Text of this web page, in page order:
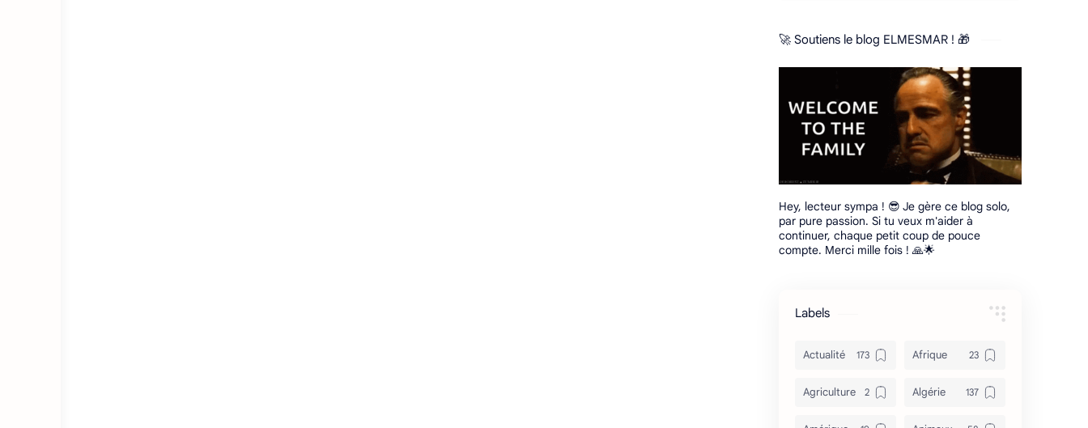
🚀 Soutiens le blog ELMESMAR ! 🎁
Hey, lecteur sympa ! 😎 Je gère ce blog solo,
par pure passion. Si tu veux m'aider à
continuer, chaque petit coup de pouce
compte. Merci mille fois ! 🙏🌟
Labels
Actualité Afrique
Agriculture Algérie